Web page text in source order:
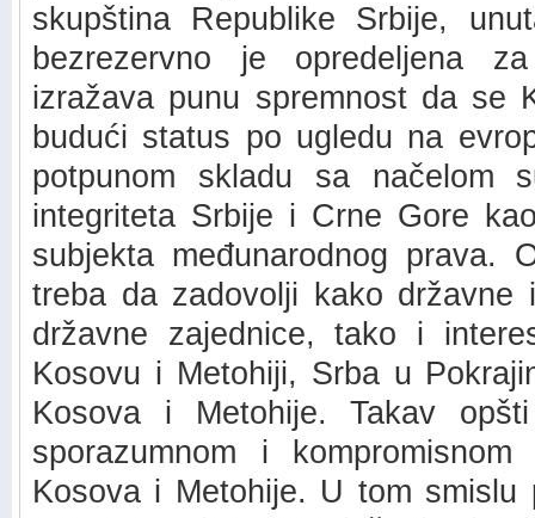
skupština Republike Srbije,
bezrezervno je opredeljena
izražava punu spremnost da se
budući status po ugledu na
potpunom skladu sa načelom
integriteta Srbije i Crne Gore
subjekta međunarodnog prava.
treba da zadovolji kako državne
državne zajednice, tako i
Kosovu i Metohiji, Srba u
Kosova i Metohije. Takav
sporazumnom i
Kosova i Metohije. U tom smislu